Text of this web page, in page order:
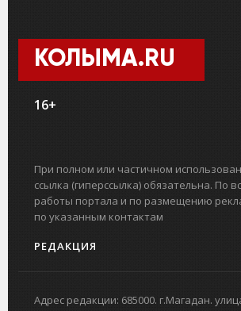
КОЛЫМА.RU
16+
При полном или частичном
ссылка (гиперссылка) обязательна. По
работы портала и по размещению
по указанным контактам
РЕДАКЦИЯ
Адрес редакции: 685000. г.Магадан.